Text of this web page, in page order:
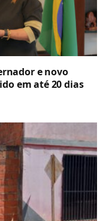
e novo
em até 20 dias